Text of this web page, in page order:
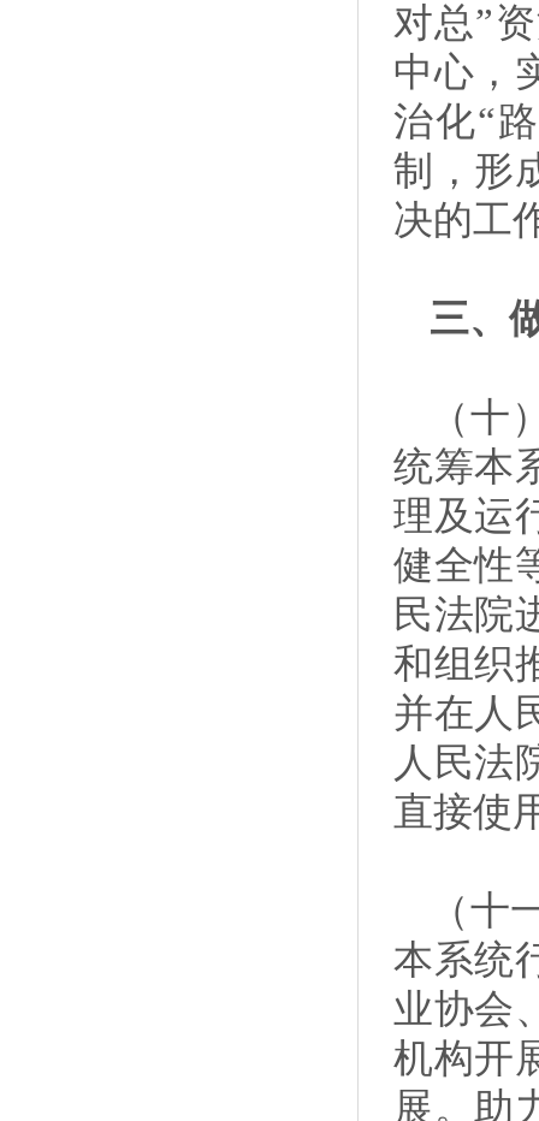
对总”
中心，
治化“
制，形
决的工
三、
（
统筹本
理及运
健全性
民法院
和组织
并在人
人民法
直接使
（
本系统
业协会
机构开
展。助